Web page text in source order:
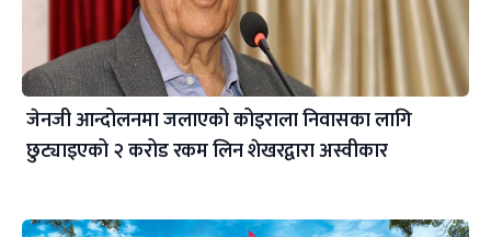
जेनजी आन्दोलनमा जलाएको कोइराला निवासका लागि
छुट्याइएको २ करोड रकम लिन शेखरद्वारा अस्वीकार